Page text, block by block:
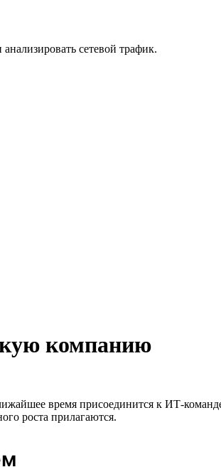
сетевой трафик.
компанию
время присоединится к ИТ-
роста прилагаются.